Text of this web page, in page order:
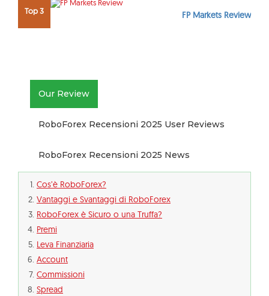
Top 3 FP Markets Review
Our Review
RoboForex Recensioni 2025 User Reviews
RoboForex Recensioni 2025 News
Cos’è RoboForex?
Vantaggi e Svantaggi di RoboForex
RoboForex è Sicuro o una Truffa?
Premi
Leva Finanziaria
Account
Commissioni
Spread